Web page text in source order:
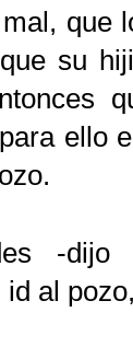
que
su
ello
-dijo
id al